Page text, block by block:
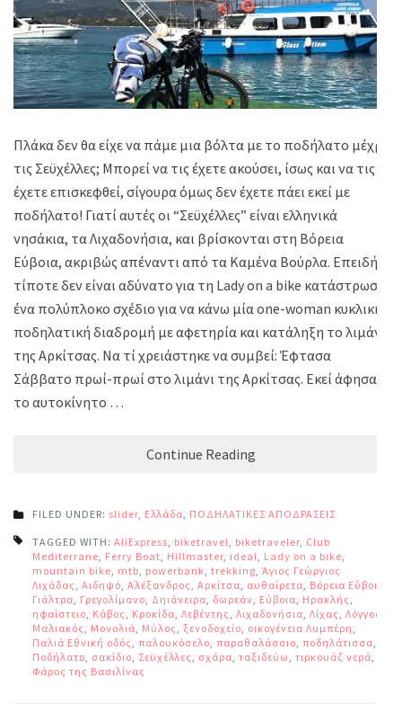
Πλάκα δεν θα είχε να πάμε μια βόλτα με το ποδήλατο μέχρι
τις Σεϋχέλλες; Μπορεί να τις έχετε ακούσει, ίσως και να τις
έχετε επισκεφθεί, σίγουρα όμως δεν έχετε πάει εκεί με
ποδήλατο! Γιατί αυτές οι “Σεϋχέλλες” είναι ελληνικά
νησάκια, τα Λιχαδονήσια, και βρίσκονται στη Βόρεια
Εύβοια, ακριβώς απέναντι από τα Καμένα Βούρλα. Επειδή
τίποτε δεν είναι αδύνατο για τη Lady on a bike κατάστρωσα
ένα πολύπλοκο σχέδιο για να κάνω μία one-woman κυκλική
ποδηλατική διαδρομή με αφετηρία και κατάληξη το λιμάνι
της Αρκίτσας. Να τί χρειάστηκε να συμβεί: Έφτασα
Σάββατο πρωί-πρωί στο λιμάνι της Αρκίτσας. Εκεί άφησα
το αυτοκίνητο …
Continue Reading
FILED UNDER: slider, Ελλάδα, ΠΟΔΗΛΑΤΙΚΕΣ ΑΠΟΔΡΑΣΕΙΣ
TAGGED WITH: AliExpress, biketravel, biketraveler, Club
Mediterrane, Ferry Boat, Hillmaster, ideal, Lady on a bike,
mountain bike, mtb, powerbank, trekking, Άγιος Γεώργιος
Λιχάδας, Αιδηψό, Αλέξανδρος, Αρκίτσα, αυθαίρετα, Βόρεια Εύβοια
Γιάλτρα, Γρεγολίμανο, Δηιάνειρα, δωρεάν, Εύβοια, Ηρακλής,
ηφαίστειο, Κάβος, Κροκίδα, Λεβέντης, Λιχαδονήσια, Λίχας, Λόγγος
Μαλιακός, Μονολιά, Μύλος, ξενοδοχείο, οικογένεια Λυμπέρη,
Παλιά Εθνική οδός, παλουκόσελο, παραθαλάσσιο, ποδηλάτισσα,
Ποδήλατο, σακίδιο, Σεϋχέλλες, σχάρα, ταξιδεύω, τιρκουάζ νερά,
Φάρος της Βασιλίνας